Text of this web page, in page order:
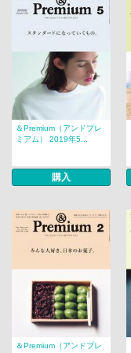
＆Premium（アンドプレ
ミアム） 2019年5...
購入
＆Premium（アンドプレ